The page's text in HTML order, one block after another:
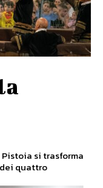
si trasforma
quattro